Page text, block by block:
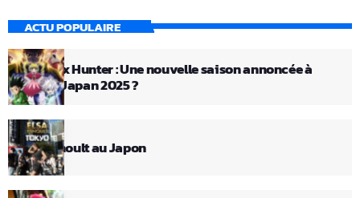
ACTU POPULAIRE
Hunter x Hunter : Une nouvelle saison annoncée à
Anime Japan 2025 ?
Elsa Esnoult au Japon